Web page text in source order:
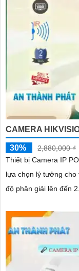
CAMERA
30%
2,880,000 ₫
Thiết bị Camera IP
lựa chọn lý tưởng cho
độ phân giải lên đến